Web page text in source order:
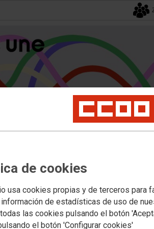
de cookies
usa cookies propias y de terceros para
de estadísticas de uso de
las cookies pulsando el botón
el botón 'Configurar cookies'
Universidad Privada Política Educativa
convocatoria de